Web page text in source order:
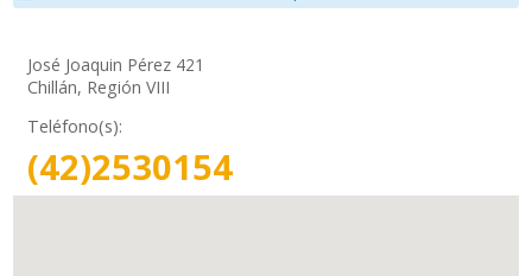
José Joaquin Pérez 421
Chillán, Región VIII
Teléfono(s):
(42)2530154